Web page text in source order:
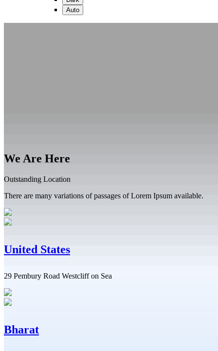
Auto
We Are Here
Outstanding Location
There are many variations of passages of Lorem Ipsum available.
United States
29 Pembury Road Westcliff on Sea
Bharat